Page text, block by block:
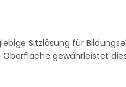
Sitzlösung für
gewährleistet